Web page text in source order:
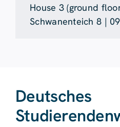
House 3 (ground
Schwanenteich 8 |
Deutsches